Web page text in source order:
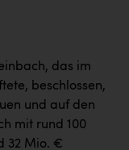
das im
beschlossen,
und auf den
mit rund 100
32 Mio. €